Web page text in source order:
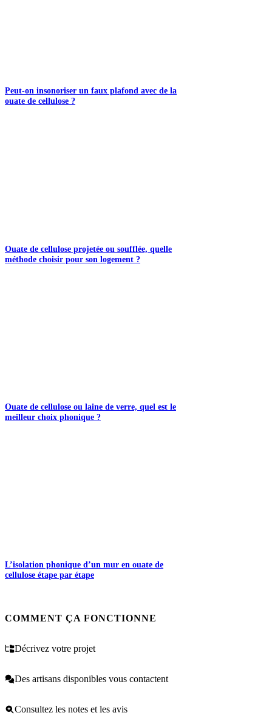
Peut-on insonoriser un faux plafond avec de la
ouate de cellulose ?
Ouate de cellulose projetée ou soufflée, quelle
méthode choisir pour son logement ?
Ouate de cellulose ou laine de verre, quel est le
meilleur choix phonique ?
L’isolation phonique d’un mur en ouate de
cellulose étape par étape
COMMENT ÇA FONCTIONNE
Décrivez votre projet
Des artisans disponibles vous contactent
Consultez les notes et les avis